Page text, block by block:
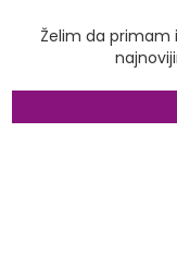
Želim da